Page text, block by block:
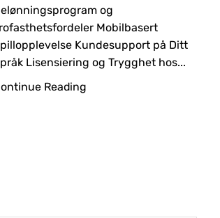
og
Mobilbasert
Kundesupport på Ditt
Lisensiering og Trygghet hos...
Reading